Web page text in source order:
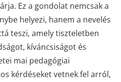
Ez a gondolat nemcsak a
helyezi, hanem a nevelés
teszi, amely tiszteletben
kíváncsiságot és
mai pedagógiai
kérdéseket vetnek fel arról,